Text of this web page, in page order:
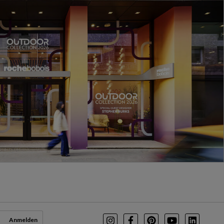
Anmelden